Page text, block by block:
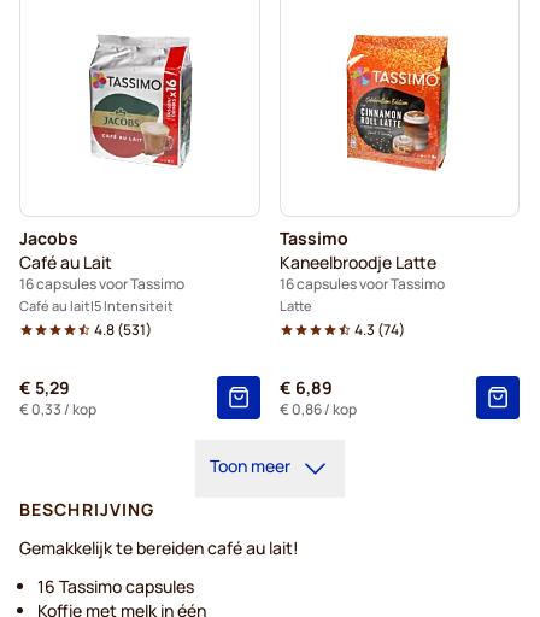
Jacobs
Café au Lait
16 capsules voor Tassimo
Café au lait 5 Intensiteit
4.8(531)
€ 5,29
€ 0,33 / kop
Tassimo
Kaneelbroodje Latte
16 capsules voor Tassimo
Latte
4.3 (74)
€ 6,89
€ 0,86/ kop
Toon meer
BESCHRIJVING
Gemakkelijk te bereiden café au lait!
16 Tassimo capsules
Koffie met melk in één